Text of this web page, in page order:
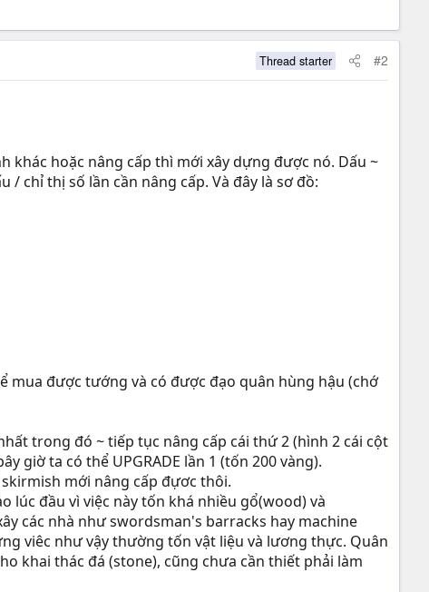
Thread starter #2
khác hoặc nâng cấp thì mới xây dựng được nó. Dấu ~
chỉ thị số lần cần nâng cấp. Và đây là sơ đồ:
mua được tướng và có được đạo quân hùng hậu (chớ
trong đó ~ tiếp tục nâng cấp cái thứ 2 (hình 2 cái cột
giờ ta có thể UPGRADE lần 1 (tốn 200 vàng).
mới nâng cấp đựơc thôi.
lúc đầu vì việc này tốn khá nhiều gổ(wood) và
các nhà như swordsman's barracks hay machine
viêc như vậy thường tốn vật liệu và lương thực. Quân
khai thác đá (stone), cũng chưa cần thiết phải làm